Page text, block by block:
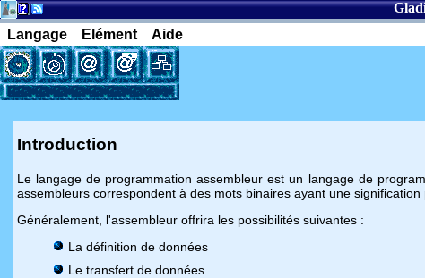
Langage
Elément Aide
Introduction
Le langage de programmation assembleur est un langage de
assembleurs correspondent à des mots binaires ayant une
Généralement, l'assembleur offrira les possibilités suivantes :
La définition de données
Le transfert de données